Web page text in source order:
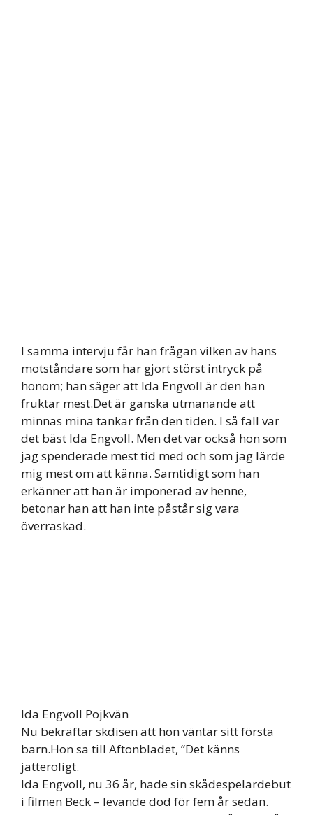
I samma intervju får han frågan vilken av hans
motståndare som har gjort störst intryck på
honom; han säger att Ida Engvoll är den han
fruktar mest.Det är ganska utmanande att
minnas mina tankar från den tiden. I så fall var
det bäst Ida Engvoll. Men det var också hon som
jag spenderade mest tid med och som jag lärde
mig mest om att känna. Samtidigt som han
erkänner att han är imponerad av henne,
betonar han att han inte påstår sig vara
överraskad.
Ida Engvoll Pojkvän
Nu bekräftar skdisen att hon väntar sitt första
barn.Hon sa till Aftonbladet, “Det känns
jätteroligt.
Ida Engvoll, nu 36 år, hade sin skådespelardebut
i filmen Beck – levande död för fem år sedan.